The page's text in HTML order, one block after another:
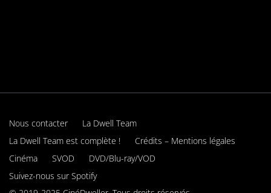
Nous contacter
La Dwell Team
La Dwell Team est complète !
Crédits – Mentions légales
Cinéma
SVOD
DVD/Blu-ray/VOD
Suivez-nous sur Spotify